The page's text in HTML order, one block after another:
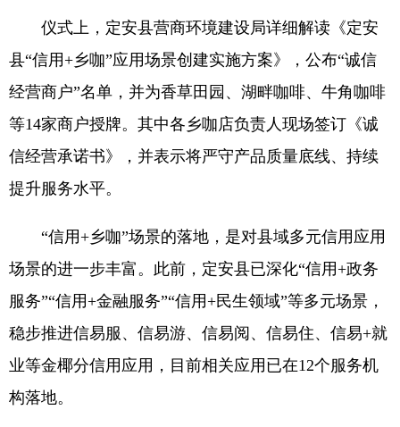
仪式上，定安县营商环境建设局详细解读《定安
县“信用+乡咖”应用场景创建实施方案》，公布“诚信
经营商户”名单，并为香草田园、湖畔咖啡、牛角咖啡
等14家商户授牌。其中各乡咖店负责人现场签订《诚
信经营承诺书》，并表示将严守产品质量底线、持续
提升服务水平。
“信用+乡咖”场景的落地，是对县域多元信用应用
场景的进一步丰富。此前，定安县已深化“信用+政务
服务”“信用+金融服务”“信用+民生领域”等多元场景，
稳步推进信易服、信易游、信易阅、信易住、信易+就
业等金椰分信用应用，目前相关应用已在12个服务机
构落地。